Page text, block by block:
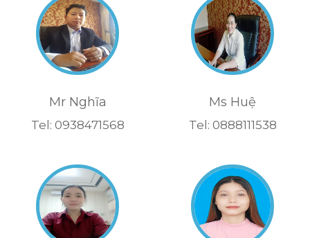
Mr Nghĩa
Tel: 0938471568
Ms Huệ
Tel: 0888111538